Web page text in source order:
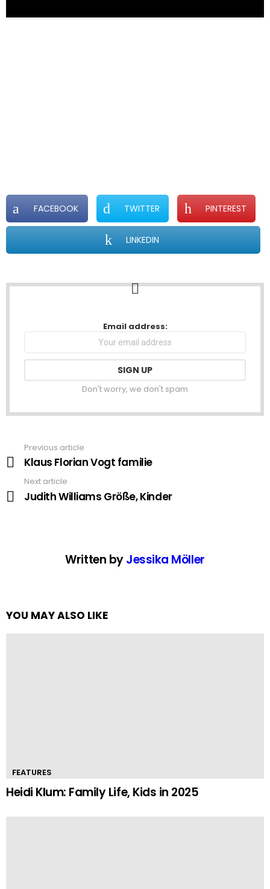
FACEBOOK TWITTER PINTEREST
LINKEDIN
Email address:
Don't worry, we don't spam
more
Previous article
Klaus Florian Vogt familie
Next article
Judith Williams Größe, Kinder
Written byJessika Möller
YOU MAY ALSO LIKE
FEATURES
Heidi Klum: Family Life, Kids in 2025